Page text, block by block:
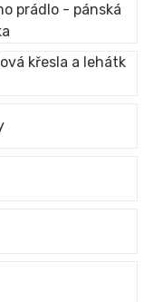
prádlo - pánská
křesla a lehátk